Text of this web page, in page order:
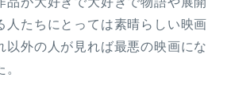
人たちにとっては素晴らしい映画
以外の人が見れば最悪の映画にな